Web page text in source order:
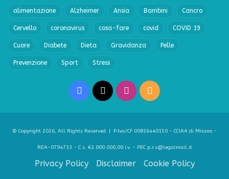
alimentazione Alzheimer Ansia Bambini Cancro
Cervello coronavirus cosa-fare covid COVID 19
Cuore Diabete Dieta Gravidanza Pelle
Prevenzione Sport Stress
Facebook Instagram
RSS
© Copyright 2026, All Rights Reserved | P.Iva/CF 00816440150 - CCIAA di Milano -
REA-0794713 - C.s. €2.000.000,00 i.v. - PEC p.r.s@legalmail.it
Privacy Policy Disclaimer Cookie Policy